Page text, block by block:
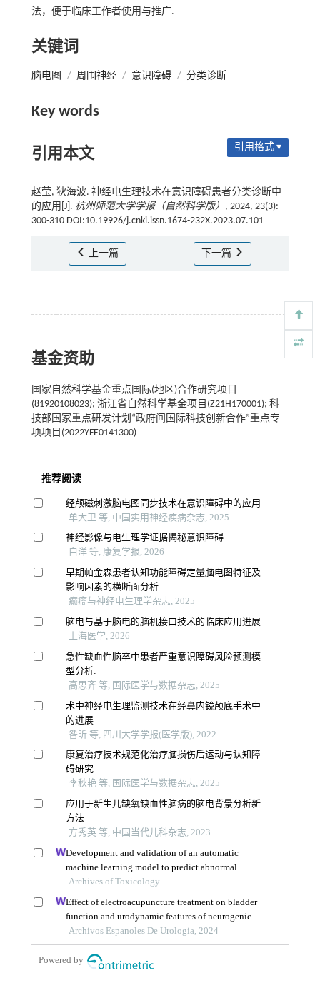
法，便于临床工作者使用与推广.
关键词
脑电图 / 周围神经 / 意识障碍 / 分类诊断
Key words
引用本文 引用格式 ▾
赵莹, 狄海波. 神经电生理技术在意识障碍患者分类诊断中
的应用[J]. 杭州师范大学学报（自然科学版） , 2024, 23(3):
300-310 DOI:10.19926/j.cnki.issn.1674-232X.2023.07.101
上一篇 下一篇
基金资助
国家自然科学基金重点国际(地区)合作研究项目
(81920108023); 浙江省自然科学基金项目(Z21H170001); 科
技部国家重点研发计划“政府间国际科技创新合作”重点专
项项目(2022YFE0141300)